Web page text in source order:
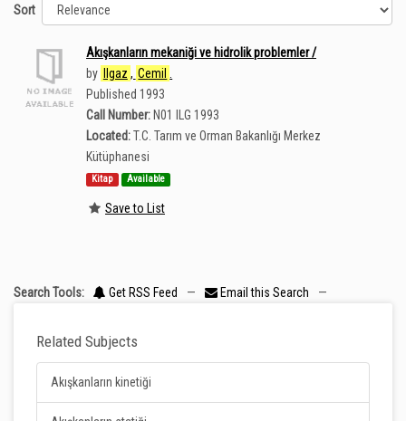
Sort
Akışkanların mekaniği ve hidrolik problemler /
by
Ilgaz , Cemil
Published 1993
Call Number: N01 ILG 1993
Located:T.C. Tarım ve Orman Bakanlığı Merkez
Kütüphanesi
Kitap Available
Save to List
Search Tools: Get RSS Feed — Email this Search —
Related Subjects
Akışkanların kinetiği